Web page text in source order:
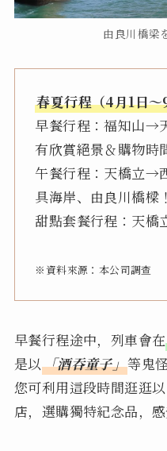
由良川橋梁
春夏行程（4月1日
早餐行程：福知山→
有欣賞絕景＆購物時
午餐行程：天橋立→
具海岸、由良川橋樑！
甜點套餐行程：天
※資料來源：本公司調查
早餐行程途中，列車會在
是以「酒吞童子」等鬼
您可利用這段時間逛逛
店，選購獨特紀念品，